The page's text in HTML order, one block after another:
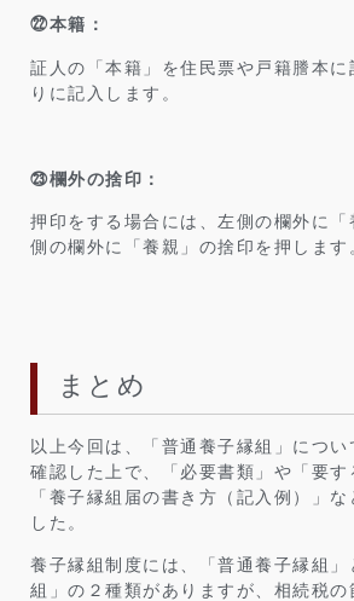
㉒本籍：
証人の「本籍」を住民票や戸籍謄本に
りに記入します。
㉓欄外の捨印：
押印をする場合には、左側の欄外に「
側の欄外に「養親」の捨印を押します
まとめ
以上今回は、「普通養子縁組」につい
確認した上で、「必要書類」や「要す
「養子縁組届の書き方（記入例）」
した。
養子縁組制度には、「普通養子縁組」
組」の２種類がありますが、相続税の